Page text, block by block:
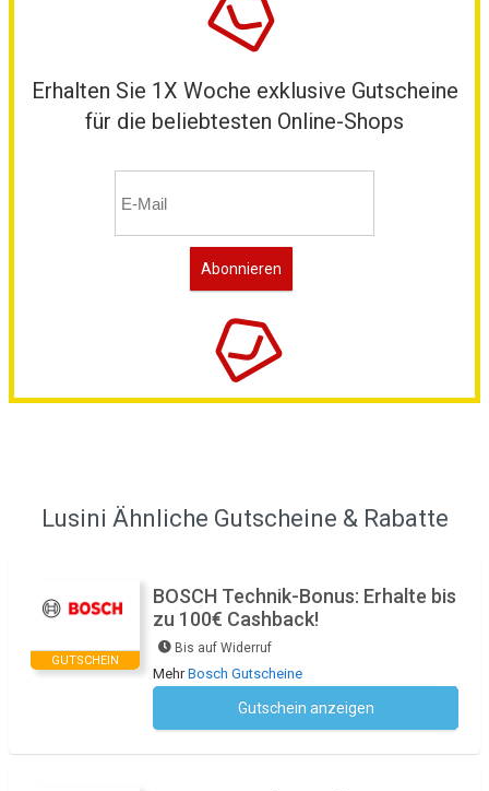
Erhalten Sie 1X Woche exklusive Gutscheine
für die beliebtesten Online-Shops
Lusini Ähnliche Gutscheine & Rabatte
GUTSCHEIN
BOSCH Technik-Bonus: Erhalte bis
zu 100€ Cashback!
Bis auf Widerruf
MehrBosch Gutscheine
Gutschein anzeigen